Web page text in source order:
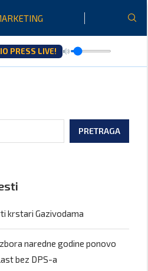
PRESS LIVE!
PRETRAGA
krstari Gazivodama
naredne godine ponovo
bez DPS-a